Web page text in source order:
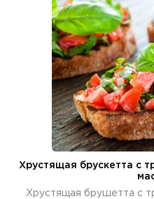
Хрустящая брускетта с
Хрустящая брушетта с